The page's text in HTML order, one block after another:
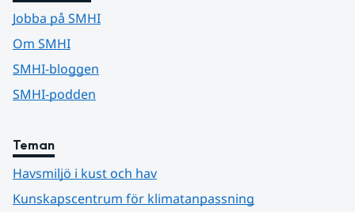
Jobba på SMHI
Om SMHI
SMHI-bloggen
SMHI-podden
Teman
Havsmiljö i kust och hav
Kunskapscentrum för klimatanpassning